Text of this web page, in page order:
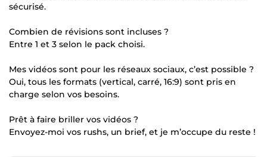
sécurisé.
Combien de révisions sont incluses ?
Entre 1 et 3 selon le pack choisi.
Mes vidéos sont pour les réseaux sociaux, c’est possible ?
Oui, tous les formats (vertical, carré, 16:9) sont pris en
charge selon vos besoins.
Prêt à faire briller vos vidéos ?
Envoyez-moi vos rushs, un brief, et je m’occupe du reste !